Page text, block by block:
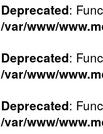
Deprecated:
/var/www/
Deprecated:
/var/www/
Deprecated:
/var/www/